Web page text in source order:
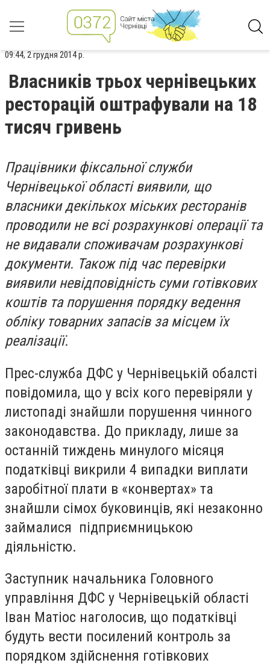
09:44, 2 грудня 2014 р.
Власників трьох чернівецьких
ресторацій оштрафували на 18
тисяч гривень
Працівники фіксальної служби
Чернівецької області виявили, що
власники декількох міських ресторанів
проводили не всі розрахункові операції та
не видавали споживачам розрахункові
документи. Також під час перевірки
виявили невідповідність суми готівкових
коштів та порушення порядку ведення
обліку товарних запасів за місцем їх
реалізації.
Прес-служба ДФС у Чернівецькій обалсті
повідомила, що у всіх кого перевіряли у
листопаді знайшли порушення чинного
законодавства. До прикладу, лише за
останній тиждень минулого місяця
податківці викрили 4 випадки виплати
заробітної плати в «конвертах» та
знайшли сімох буковинців, які незаконно
займалися підприємницькою
діяльністю.
Заступник начальника Головного
управління ДФС у Чернівецькій області
Іван Матіос наголосив, що податківці
будуть вести посилений контроль за
порядком здійснення готівкових